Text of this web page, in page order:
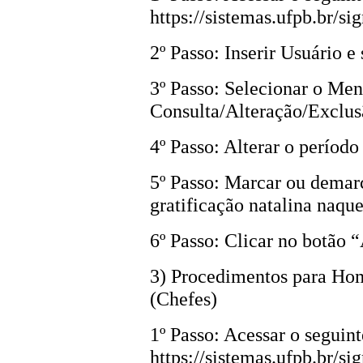
https://sistemas.ufpb.br/
2º Passo: Inserir Usuário e
3º Passo: Selecionar o
Consulta/Alteração/
4º Passo: Alterar o
5º Passo: Marcar ou
gratificação natalina
6º Passo: Clicar no botão
3) Procedimentos para
(Chefes)
1º Passo: Acessar o
https://sistemas.ufpb.br/